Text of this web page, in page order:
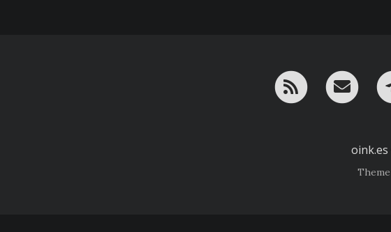
RSS
oink.es